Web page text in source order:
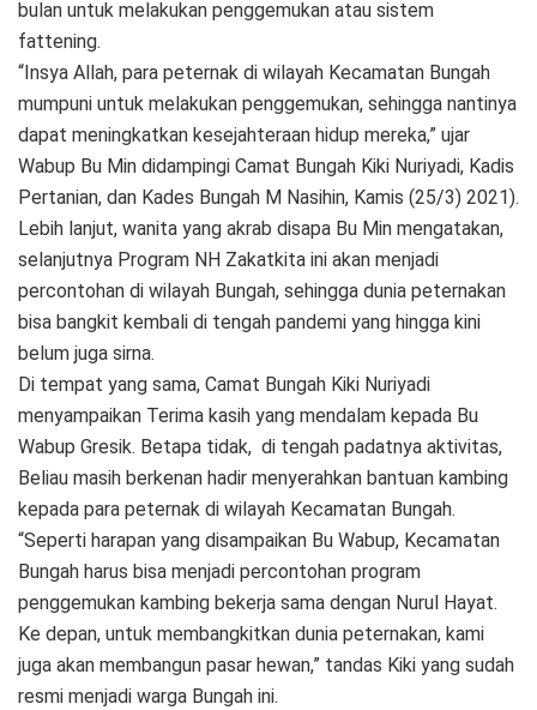
bulan untuk melakukan penggemukan atau sistem
fattening.
“Insya Allah, para peternak di wilayah Kecamatan Bungah
mumpuni untuk melakukan penggemukan, sehingga nantinya
dapat meningkatkan kesejahteraan hidup mereka,” ujar
Wabup Bu Min didampingi Camat Bungah Kiki Nuriyadi, Kadis
Pertanian, dan Kades Bungah M Nasihin, Kamis (25/3) 2021).
Lebih lanjut, wanita yang akrab disapa Bu Min mengatakan,
selanjutnya Program NH Zakatkita ini akan menjadi
percontohan di wilayah Bungah, sehingga dunia peternakan
bisa bangkit kembali di tengah pandemi yang hingga kini
belum juga sirna.
Di tempat yang sama, Camat Bungah Kiki Nuriyadi
menyampaikan Terima kasih yang mendalam kepada Bu
Wabup Gresik. Betapa tidak, di tengah padatnya aktivitas,
Beliau masih berkenan hadir menyerahkan bantuan kambing
kepada para peternak di wilayah Kecamatan Bungah.
“Seperti harapan yang disampaikan Bu Wabup, Kecamatan
Bungah harus bisa menjadi percontohan program
penggemukan kambing bekerja sama dengan Nurul Hayat.
Ke depan, untuk membangkitkan dunia peternakan, kami
juga akan membangun pasar hewan,” tandas Kiki yang sudah
resmi menjadi warga Bungah ini.